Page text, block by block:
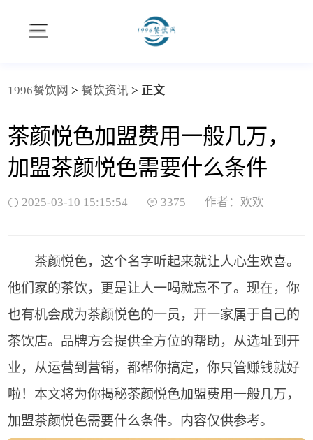
1996餐饮网 > 餐饮资讯 > 正文
茶颜悦色加盟费用一般几万，
加盟茶颜悦色需要什么条件
2025-03-10 15:15:54 3375 作者：欢欢
茶颜悦色，这个名字听起来就让人心生欢喜。
他们家的茶饮，更是让人一喝就忘不了。现在，你
也有机会成为茶颜悦色的一员，开一家属于自己的
茶饮店。品牌方会提供全方位的帮助，从选址到开
业，从运营到营销，都帮你搞定，你只管赚钱就好
啦！本文将为你揭秘茶颜悦色加盟费用一般几万，
加盟茶颜悦色需要什么条件。内容仅供参考。